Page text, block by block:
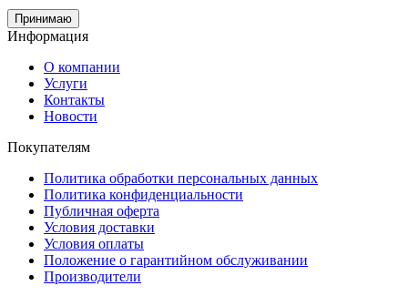
Принимаю
Информация
О компании
Услуги
Контакты
Новости
Покупателям
Политика обработки персональных данных
Политика конфиденциальности
Публичная оферта
Условия доставки
Условия оплаты
Положение о гарантийном обслуживании
Производители